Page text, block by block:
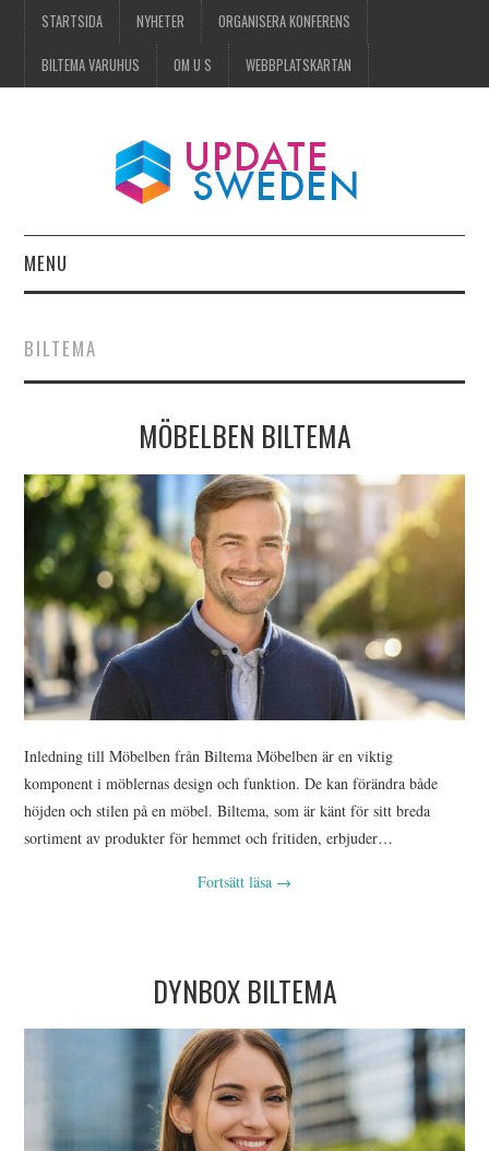
STARTSIDA NYHETER ORGANISERA KONFERENS
BILTEMA VARUHUS OM U S WEBBPLATSKARTAN
MENU
NYHETER
ORGANISERA KONFERENS
BILTEMA VARUHUS
OM U S
WEBBPLATSKARTAN
BILTEMA
MÖBELBEN BILTEMA
Inledning till Möbelben från Biltema Möbelben är en viktig
komponent i möblernas design och funktion. De kan förändra både
höjden och stilen på en möbel. Biltema, som är känt för sitt breda
sortiment av produkter för hemmet och fritiden, erbjuder…
Fortsätt läsa →
DYNBOX BILTEMA